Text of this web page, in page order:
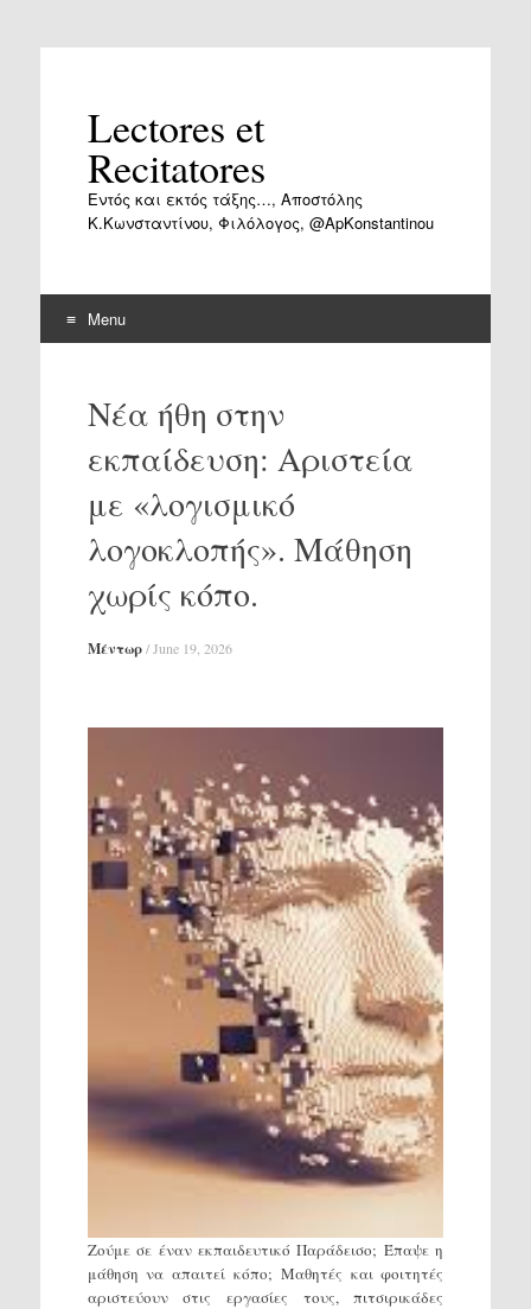
Lectores et
Recitatores
Εντός και εκτός τάξης…, Αποστόλης
Κ.Κωνσταντίνου, Φιλόλογος, @ApKonstantinou
Menu
contentΝέα ήθη στην
εκπαίδευση: Αριστεία
με «λογισμικό
λογοκλοπής». Μάθηση
χωρίς κόπο.
Μέντωρ/ June 19, 2026
Ζούμε σε έναν εκπαιδευτικό Παράδεισο; Έπαψε η
μάθηση να απαιτεί κόπο; Μαθητές και φοιτητές
αριστεύουν στις εργασίες τους, πιτσιρικάδες